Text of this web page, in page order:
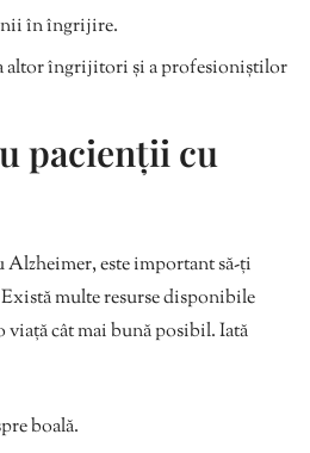
în îngrijire.
altor îngrijitori și a profesioniștilor
pacienții cu
Alzheimer, este important să-ți
multe resurse disponibile
viață cât mai bună posibil. Iată
boală.